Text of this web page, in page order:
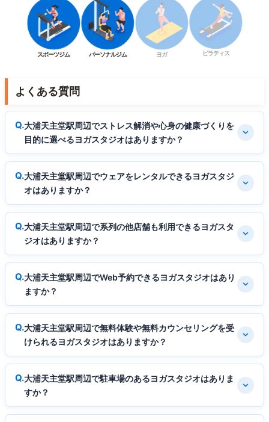
スポーツジム パーソナルジム ヨガ ピラティス
よくある質問
大浦天主堂駅周辺でストレス解消や心身の健康づくりを
目的に選べるヨガスタジオはありますか？
大浦天主堂駅周辺でウェアをレンタルできるヨガスタジ
オはありますか？
大浦天主堂駅周辺で系列の他店舗も利用できるヨガスタ
ジオはありますか？
大浦天主堂駅周辺でWeb予約できるヨガスタジオはあり
ますか？
大浦天主堂駅周辺で無料体験や無料カウンセリングを受
けられるヨガスタジオはありますか？
大浦天主堂駅周辺で駐車場のあるヨガスタジオはありま
すか？